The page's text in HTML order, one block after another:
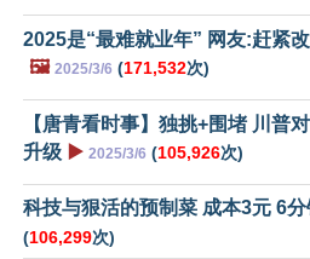
2025是“最难就业年” 网友:赶紧
🖼️ 2025/3/6 (171,532次)
【唐青看时事】独挑+围堵 川普
升级 ▶️ 2025/3/6 (105,926次)
科技与狠活的预制菜 成本3元 6分
(106,299次)